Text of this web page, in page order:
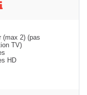
(max 2) (pas
TV)
HD